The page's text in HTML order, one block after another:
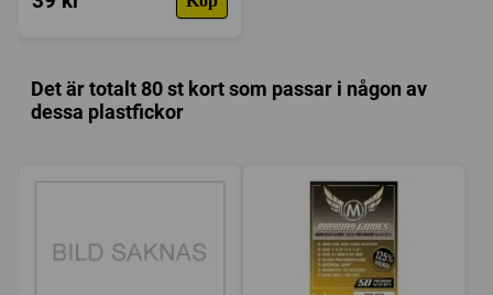
Det är totalt 80 st kort som passar i någon av
dessa plastfickor